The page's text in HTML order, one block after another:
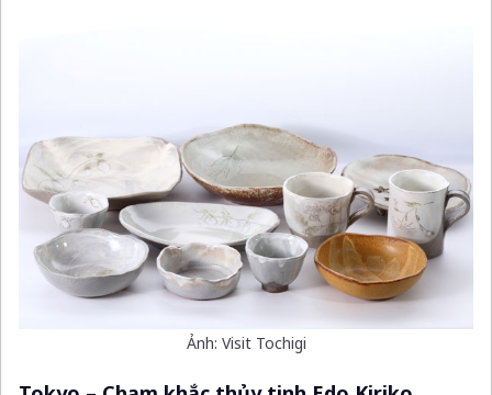
Ảnh: Visit Tochigi
Tokyo –Chạm khắc thủy tinh Edo Kiriko
Edo Kiriko(江戸切子) là một nghề thủ công bằng
thủy tinh được sản xuất tại Tokyo (Edo). Kiriko có
nghĩa là thủy tinh cắt, và được ứng dụng để làm ra
những chiếc ly uống nước, bình hoa… lộng lẫy, tinh